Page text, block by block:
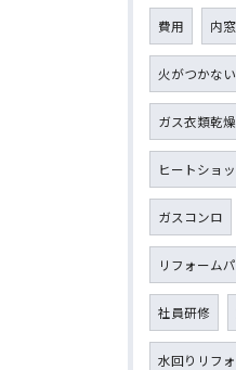
費用 内窓
火がつかない
ガス衣類乾
ヒートショ
ガスコンロ
リフォーム
社員研修
水回りリフ